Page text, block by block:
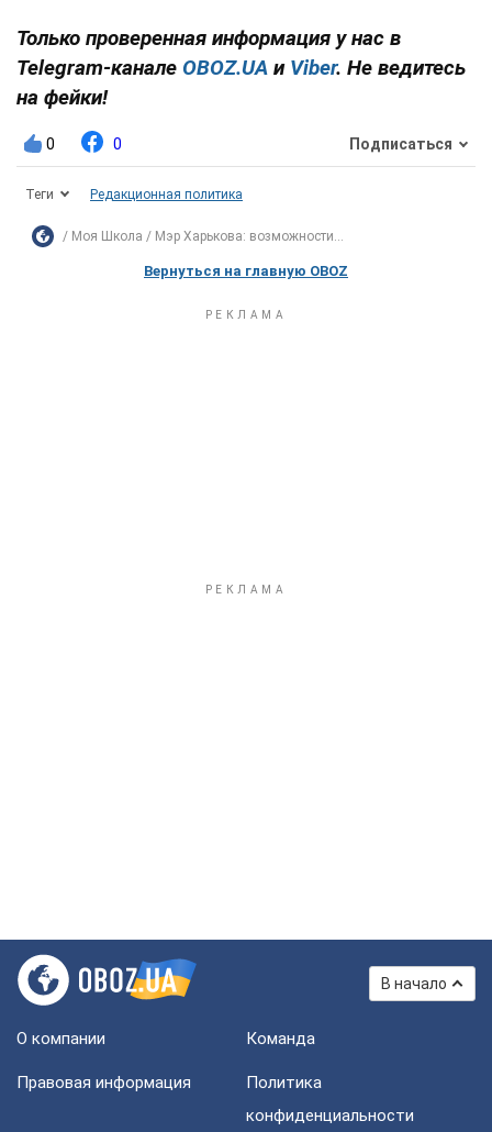
Только проверенная информация у нас в
Telegram-канале OBOZ.UA и Viber. Не ведитесь
на фейки!
0 0 Подписаться
Теги Редакционная политика
Моя Школа Мэр Харькова: возможности...
Вернуться на главную OBOZ
В начало
О компании Команда
Правовая информация
Политика
конфиденциальности